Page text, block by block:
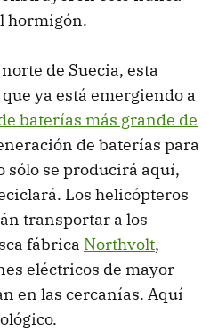
hormigón.
de Suecia, esta
ya está emergiendo a
baterías más grande de
de baterías para
sólo se producirá aquí,
Los helicópteros
transportar a los
fábrica Northvolt,
eléctricos de mayor
en las cercanías. Aquí